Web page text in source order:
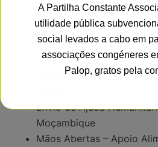
Projeto I-Meeting Hong
Recolha de Alimentos
Apadrinhamento de
Ceia de Natal 2019
Ajuda Humanitária para
Envio de Ajuda
Moçambique
Mãos Abertas – Apoio
A Partilha Constante
utilidade pública
social levados a cabo em
associações congéneres
Palop, gratos pela
This will close in